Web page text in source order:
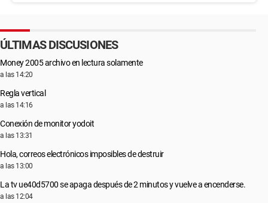
ÚLTIMAS DISCUSIONES
Money 2005 archivo en lectura solamente
a las 14:20
Regla vertical
a las 14:16
Conexión de monitor yodoit
a las 13:31
Hola, correos electrónicos imposibles de destruir
a las 13:00
La tv ue40d5700 se apaga después de 2 minutos y vuelve a encenderse.
a las 12:04